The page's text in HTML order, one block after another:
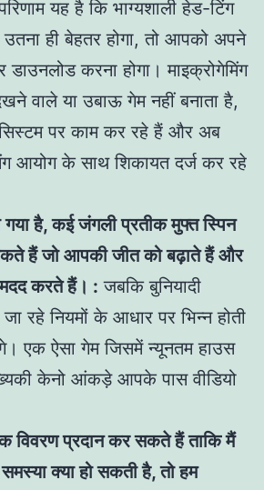
यह है कि भाग्यशाली हेड-टिंग
ही बेहतर होगा, तो आपको अपने
करना होगा। माइक्रोगेमिंग
वाले या उबाऊ गेम नहीं बनाता है,
पर काम कर रहे हैं और अब
आयोग के साथ शिकायत दर्ज कर रहे
है, कई जंगली प्रतीक मुफ्त स्पिन
हैं जो आपकी जीत को बढ़ाते हैं और
करते हैं। : जबकि बुनियादी
रहे नियमों के आधार पर भिन्न होती
एक ऐसा गेम जिसमें न्यूनतम हाउस
केनो आंकड़े आपके पास वीडियो
विवरण प्रदान कर सकते हैं ताकि मैं
क्या हो सकती है, तो हम